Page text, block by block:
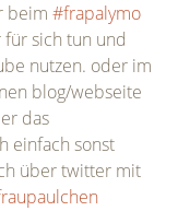
beim #frapalymo
sich tun und
nutzen. oder im
blog/webseite
das
einfach sonst
über twitter mit